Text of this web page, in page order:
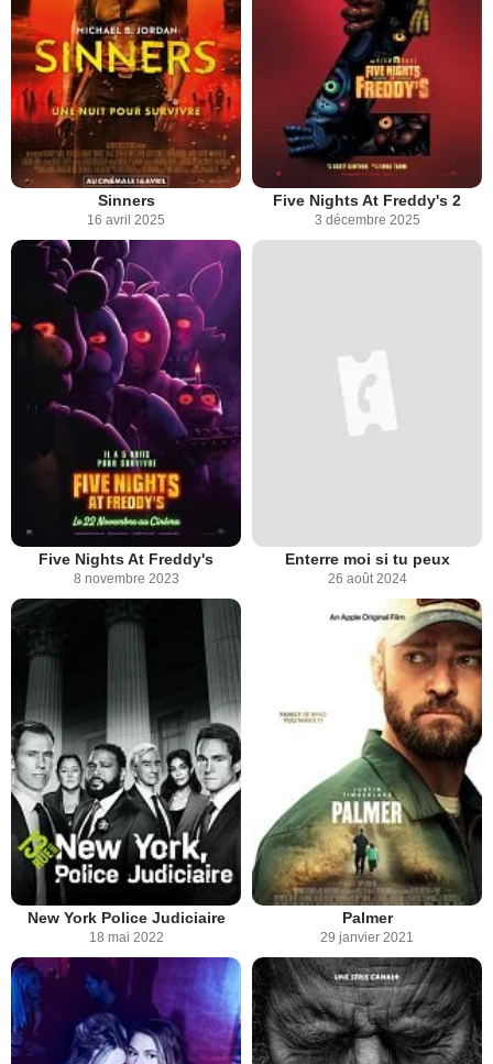
Sinners
16 avril 2025
Five Nights At Freddy's 2
3 décembre 2025
Five Nights At Freddy's
8 novembre 2023
Enterre moi si tu peux
26 août 2024
New York Police Judiciaire
18 mai 2022
Palmer
29 janvier 2021